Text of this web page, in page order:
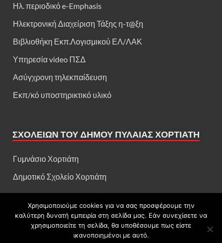
Ηλ. περιοδικό e-Emphasis
Ηλεκτρονική Διαχείριση Τάξης η-τ@ξη
Βιβλιοθήκη Εκπ.Λογισμικού ΕΛ/ΛΑΚ
Υπηρεσία video ΠΣΔ
Ασύγχρονη τηλεκπαίδευση
Εκπ/κό υποστηρικτικό υλικό
ΣΧΟΛΕΊΩΝ ΤΟΥ ΔΉΜΟΥ ΠΥΛΑΊΑΣ ΧΟΡΤΙΆΤΗ
Γυμνάσιο Χορτιάτη
Δημοτικό Σχολείο Χορτιάτη
Πνευματικά δικαιώματα: Γενικό Λύκειο Χορτιάτη
blogs.sch.grκαιHitMag.
Χρησιμοποιούμε cookies για να σας προσφέρουμε την
καλύτερη δυνατή εμπειρία στη σελίδα μας. Εάν συνεχίσετε να
χρησιμοποιείτε τη σελίδα, θα υποθέσουμε πως είστε
ικανοποιημένοι με αυτό.